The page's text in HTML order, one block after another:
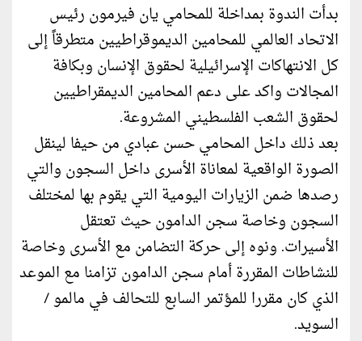
بدأت الندوة بمداخلة للمحامي يان فيرمون رئيس
الاتحاد العالمي للمحامين الديموقراطيين متطرقاً إلى
كل الانتهاكات الإسرائيلية لحقوق الإنسان وبكافة
المجالات واكد على دعم المحامين الديمقراطيين
لحقوق الشعب الفلسطيني المشروعة.
بعد ذلك داخل المحامي حسن عبادي من حيفا لينقل
الصورة الواقعية لمعاناة الأسرى داخل السجون والتي
رصدها ضمن الزيارات اليومية التي يقوم بها لمختلف
السجون وخاصة سجن الدامون حيث تعتقل
الأسيرات. ونوه إلى حركة التضامن مع الأسرى وخاصة
للنشاطات المقررة أمام سجن الدامون تزامنا مع الموعد
الذي كان مقررا للمؤتمر السابع للتحالف في مالمو /
السويد.